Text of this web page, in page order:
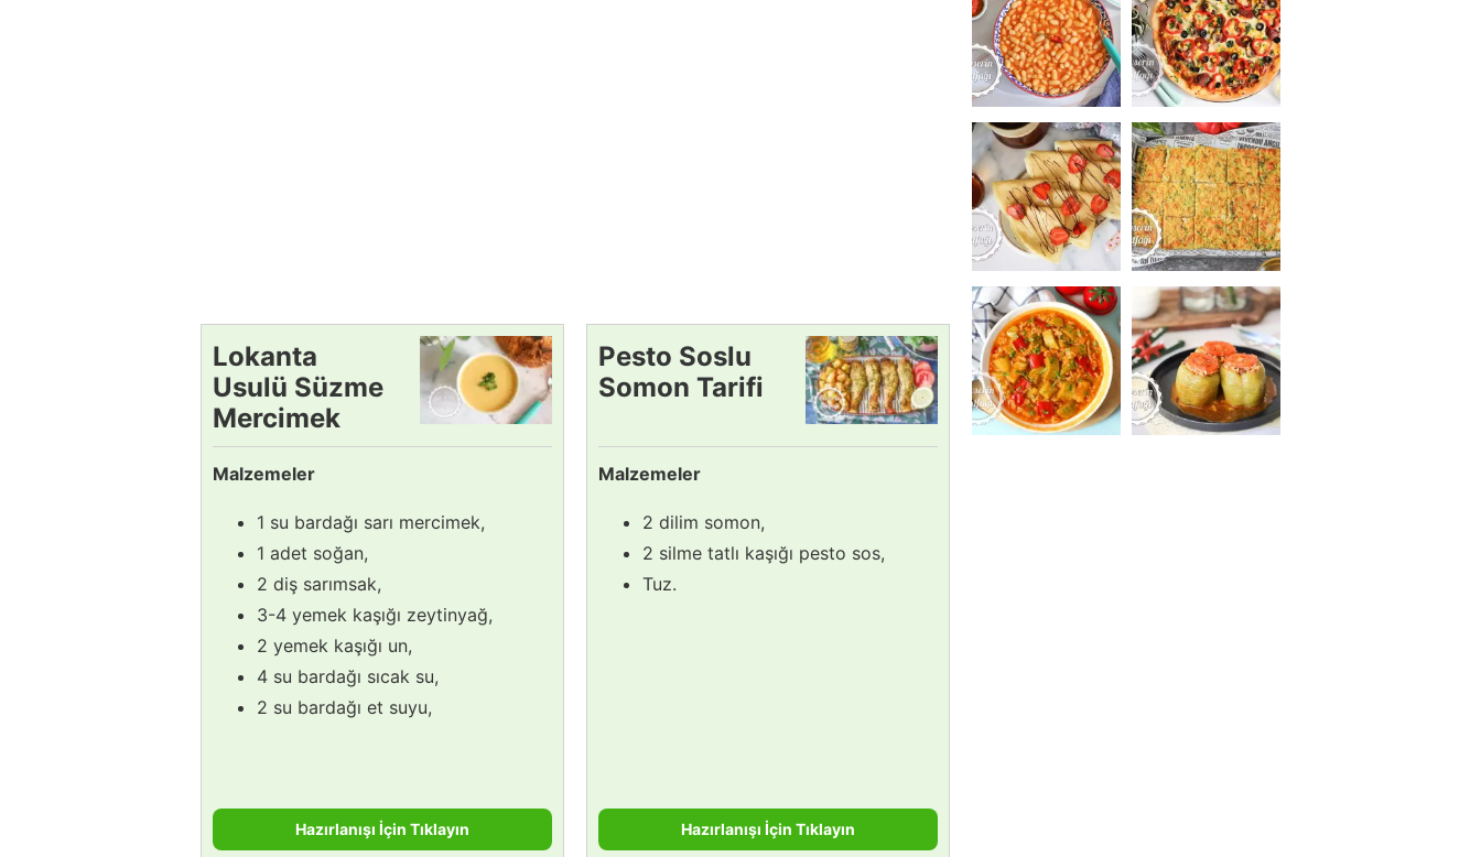
Lokanta
Usulü Süzme
Mercimek
Çorbası
Tarifi
Malzemeler
1 su bardağı sarı mercimek,
1 adet soğan,
2 diş sarımsak,
3-4 yemek kaşığı zeytinyağ,
2 yemek kaşığı un,
4 su bardağı sıcak su,
2 su bardağı et suyu,
Hazırlanışı İçin Tıklayın
Pesto Soslu
Somon Tarifi
Malzemeler
2 dilim somon,
2 silme tatlı kaşığı pesto sos,
Tuz.
Hazırlanışı İçin Tıklayın